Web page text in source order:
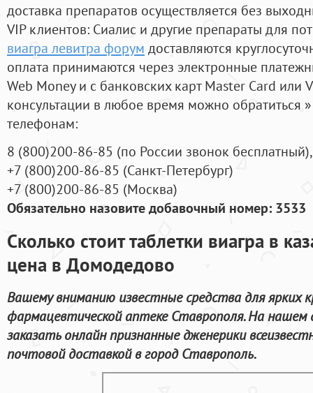
доставка препаратов осуществляется без
VIP клиентов: Сиалис и другие препараты для
виагра левитра форум доставляются
оплата принимаются через электронные
Web Money и с банковских карт Master Card или
консультации в любое время можно обратиться
телефонам:
8 (800)200-86-85 (по России звонок бесплатный),
+7 (800)200-86-85 (Санкт-Петербург)
+7 (800)200-86-85 (Москва)
Обязательно назовите добавочный номер: 3533
Сколько стоит таблетки виагра в
цена в Домодедово
Вашему вниманию известные средства для ярких
фармацевтической аптеке Ставрополя. На
заказать онлайн признанные дженерики
почтовой доставкой в город Ставрополь.